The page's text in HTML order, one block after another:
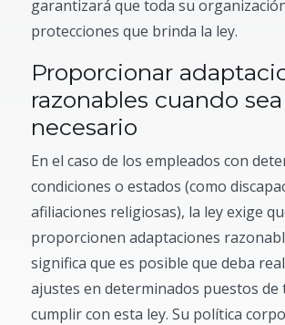
garantizará que toda su
protecciones que brinda la ley.
Proporcionar
razonables cuando sea
necesario
En el caso de los empleados con
condiciones o estados (como
afiliaciones religiosas), la ley exige
proporcionen adaptaciones
significa que es posible que deba
ajustes en determinados puestos
cumplir con esta ley. Su política